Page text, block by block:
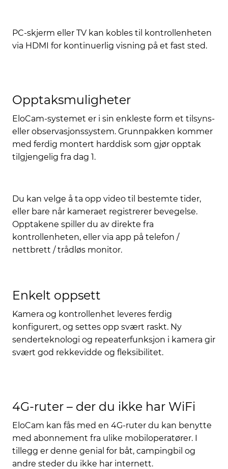
PC-skjerm eller TV kan kobles til kontrollenheten
via HDMI for kontinuerlig visning på et fast sted.
Opptaksmuligheter
EloCam-systemet er i sin enkleste form et tilsyns-
eller observasjonssystem. Grunnpakken kommer
med ferdig montert harddisk som gjør opptak
tilgjengelig fra dag 1.
Du kan velge å ta opp video til bestemte tider,
eller bare når kameraet registrerer bevegelse.
Opptakene spiller du av direkte fra
kontrollenheten, eller via app på telefon /
nettbrett / trådløs monitor.
Enkelt oppsett
Kamera og kontrollenhet leveres ferdig
konfigurert, og settes opp svært raskt. Ny
senderteknologi og repeaterfunksjon i kamera gir
svært god rekkevidde og fleksibilitet.
4G-ruter – der du ikke har WiFi
EloCam kan fås med en 4G-ruter du kan benytte
med abonnement fra ulike mobiloperatører. I
tillegg er denne genial for båt, campingbil og
andre steder du ikke har internett.